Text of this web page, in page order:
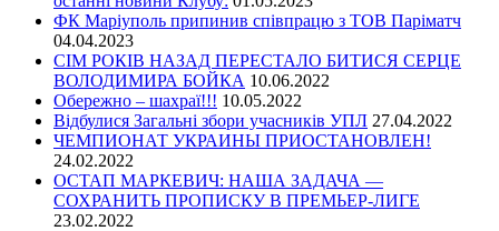
ФК Маріуполь припинив співпрацю з ТОВ Паріматч
04.04.2023
СІМ РОКІВ НАЗАД ПЕРЕСТАЛО БИТИСЯ СЕРЦЕ
ВОЛОДИМИРА БОЙКА 10.06.2022
Обережно – шахраї!!! 10.05.2022
Відбулися Загальні збори учасників УПЛ 27.04.2022
ЧЕМПИОНАТ УКРАИНЫ ПРИОСТАНОВЛЕН!
24.02.2022
ОСТАП МАРКЕВИЧ: НАША ЗАДАЧА —
СОХРАНИТЬ ПРОПИСКУ В ПРЕМЬЕР-ЛИГЕ
23.02.2022